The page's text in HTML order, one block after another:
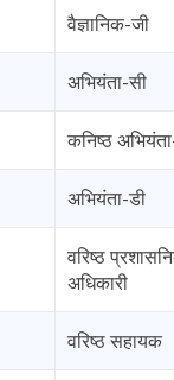
वैज्ञानिक-जी
अभियंता-सी
कनिष्ठ
अभियंता-डी
वरिष्ठ
अधिकारी
वरिष्ठ सहायक